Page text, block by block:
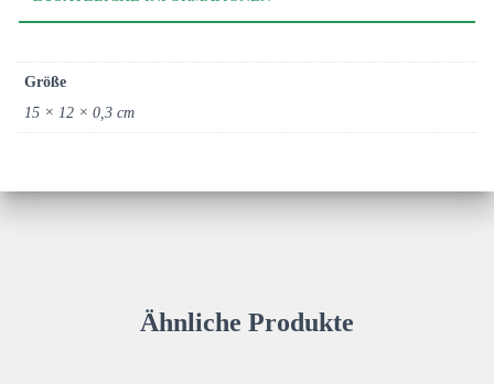
Größe
15 × 12 × 0,3 cm
Ähnliche Produkte